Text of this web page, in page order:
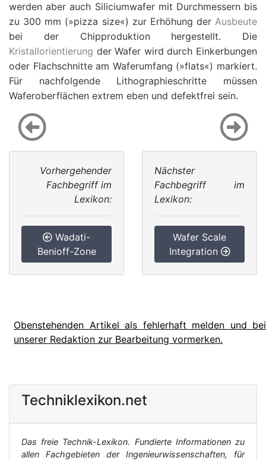
werden aber auch Siliciumwafer mit Durchmessern bis
zu 300 mm (»pizza size«) zur Erhöhung der Ausbeute
bei der Chipproduktion hergestellt. Die
Kristallorientierung der Wafer wird durch Einkerbungen
oder Flachschnitte am Waferumfang (»flats«) markiert.
Für nachfolgende Lithographieschritte müssen
Waferoberflächen extrem eben und defektfrei sein.
Vorhergehender
Fachbegriff im
Lexikon:
Wadati-
Benioff-Zone
Nächster
Fachbegriff im
Lexikon:
Wafer Scale
Integration
Obenstehenden Artikel als fehlerhaft melden und bei
unserer Redaktion zur Bearbeitung vormerken.
Techniklexikon.net
Das freie Technik-Lexikon. Fundierte Informationen zu
allen Fachgebieten der Ingenieurwissenschaften, für